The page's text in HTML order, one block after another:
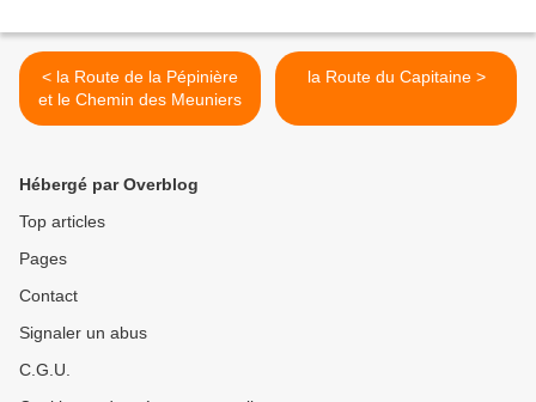
< la Route de la Pépinière
et le Chemin des Meuniers
la Route du Capitaine >
Hébergé par Overblog
Top articles
Pages
Contact
Signaler un abus
C.G.U.